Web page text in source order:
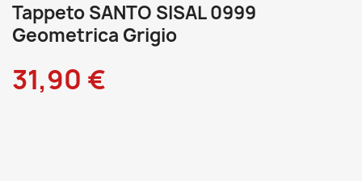
Tappeto SANTO SISAL 0999
Geometrica Grigio
31,90 €